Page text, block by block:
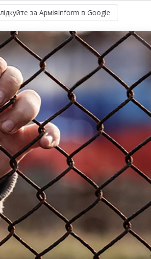
за АрміяInform в Google